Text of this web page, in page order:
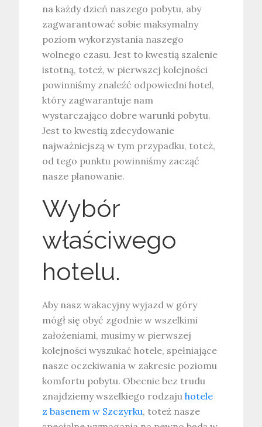
na każdy dzień naszego pobytu, aby
zagwarantować sobie maksymalny
poziom wykorzystania naszego
wolnego czasu. Jest to kwestią szalenie
istotną, toteż, w pierwszej kolejności
powinniśmy znaleźć odpowiedni hotel,
który zagwarantuje nam
wystarczająco dobre warunki pobytu.
Jest to kwestią zdecydowanie
najważniejszą w tym przypadku, toteż,
od tego punktu powinniśmy zacząć
nasze planowanie.
Wybór
właściwego
hotelu.
Aby nasz wakacyjny wyjazd w góry
mógł się obyć zgodnie w wszelkimi
założeniami, musimy w pierwszej
kolejności wyszukać hotele, spełniające
nasze oczekiwania w zakresie poziomu
komfortu pobytu. Obecnie bez trudu
znajdziemy wszelkiego rodzajuhotele
z basenem w Szczyrku, toteż nasze